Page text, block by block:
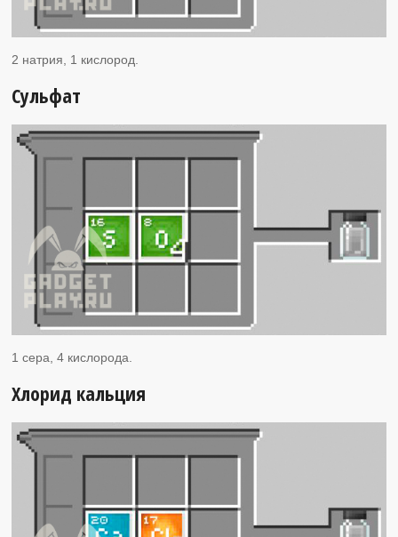
2 натрия, 1 кислород.
Сульфат
1 сера, 4 кислорода.
Хлорид кальция